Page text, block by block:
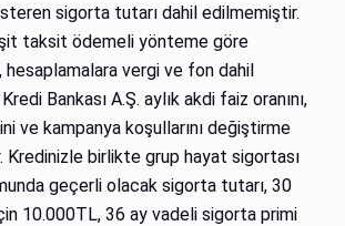
sigorta tutarı dahil edilmemiştir.
taksit ödemeli yönteme göre
hesaplamalara vergi ve fon dahil
Bankası A.Ş. aylık akdi faiz oranını,
ve kampanya koşullarını değiştirme
Kredinizle birlikte grup hayat sigortası
geçerli olacak sigorta tutarı, 30
10.000TL, 36 ay vadeli sigorta primi